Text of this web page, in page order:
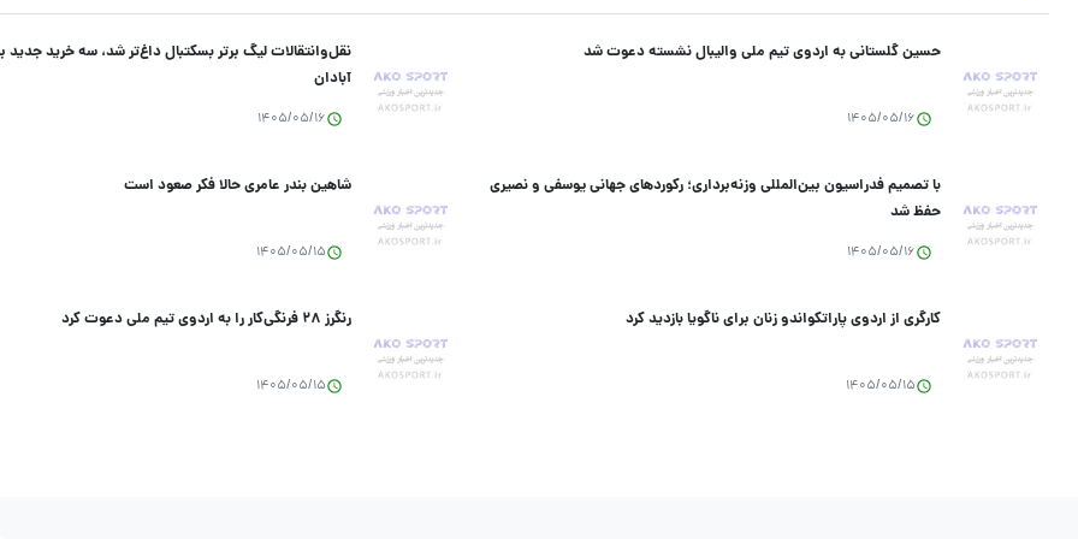
حسین گلستانی به اردوی تیم ملی والیبال نشسته دعوت شد
1405/05/16
نقل‌وانتقالات لیگ برتر بسکتبال داغ‌تر شد، سه خرید جدید
آبادان
1405/05/16
با تصمیم فدراسیون بین‌المللی وزنه‌برداری؛ رکورد‌های جهانی یوسفی و نصیری
حفظ شد
1405/05/16
شاهین بندر عامری حالا فکر صعود است
1405/05/15
کارگری از اردوی پاراتکواندو زنان برای ناگویا بازدید کرد
1405/05/15
رنگرز ۲۸ فرنگی‌کار را به اردوی تیم ملی دعوت کرد
1405/05/15